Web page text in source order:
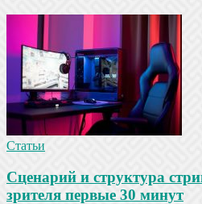
Статьи
Сценарий и структура
зрителя первые 30 минут